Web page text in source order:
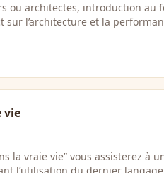
ou architectes, introduction au
sur l’architecture et la
vie
la vraie vie” vous assisterez à